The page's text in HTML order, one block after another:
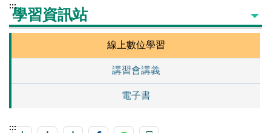
:::學習資訊站
線上數位學習
講習會講義
電子書
:::